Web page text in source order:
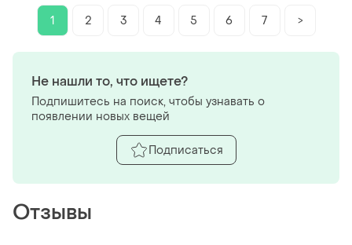
1 2 3 4 5 6 7 >
Отзывы
Не нашли то, что ищете?
Подпишитесь на поиск, чтобы узнавать о
появлении новых вещей
Подписаться